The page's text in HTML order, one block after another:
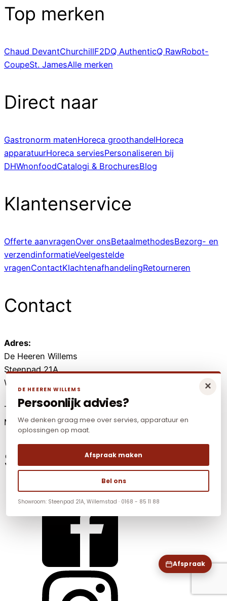
Top merken
Chaud DevantChurchillF2DQ AuthenticQ RawRobot-
CoupeSt. JamesAlle merken
Direct naar
Gastronorm matenHoreca groothandelHoreca
apparatuurHoreca serviesPersonaliseren bij
DHWnonfoodCatalogi & BrochuresBlog
Klantenservice
Offerte aanvragenOver onsBetaalmethodesBezorg- en
verzendinformatieVeelgestelde
vragenContactKlachtenafhandelingRetourneren
Contact
Adres:
De Heeren Willems
Steenpad 21A
Willemstad (Noord-Brabant)
Tel: +31(0)168-85 11 88
Mail:info@dhwnonfood.nl
Social Media
Afspraak
×
DE HEEREN WILLEMS
Persoonlijk advies?
We denken graag mee over servies, apparatuur en
oplossingen op maat.
Afspraak maken
Bel ons
Showroom: Steenpad 21A, Willemstad · 0168 - 85 11 88